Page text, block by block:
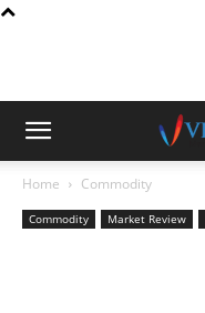
Home Commodity
Commodity Market Review